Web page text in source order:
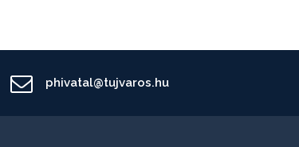
phivatal@tujvaros.hu